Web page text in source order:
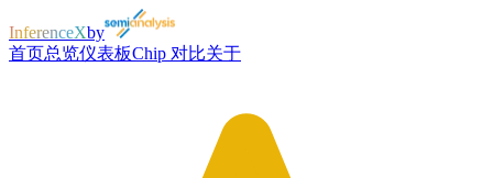
InferenceXby
首页总览仪表板Chip 对比关于